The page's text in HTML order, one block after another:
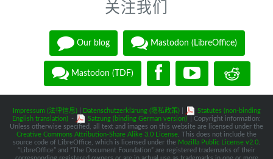
关注我们
Our blog Mastodon (LibreOffice)
Mastodon (TDF)
Impressum (法律信息)| Datenschutzerklärung (隐私政策)|
Statutes (non-binding
English translation) - Satzung (binding German version)
| Copyright information:
Unless otherwise specified, all text and images on this website are licensed under the
Creative Commons Attribution-Share Alike 3.0 License . This does not include the
source code of LibreOffice, which is licensed under the Mozilla Public License v2.0
“LibreOffice” and “The Document Foundation” are registered trademarks of their